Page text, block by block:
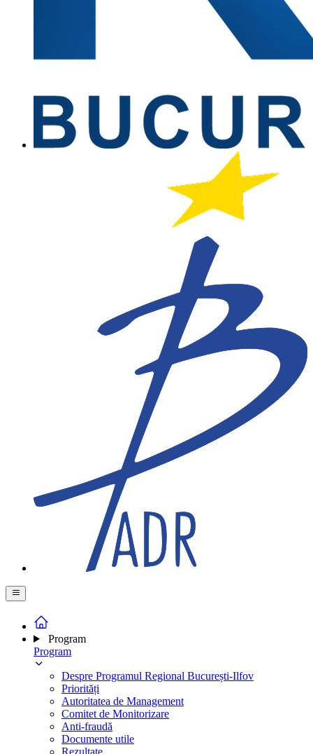
Program
Program
Despre Programul Regional București-Ilfov
Priorități
Autoritatea de Management
Comitet de Monitorizare
Anti-fraudă
Documente utile
Rezultate